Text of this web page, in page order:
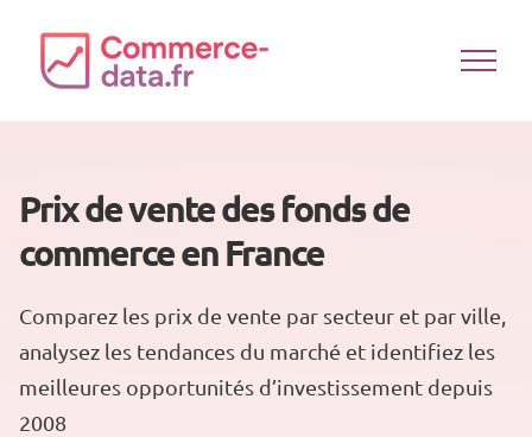
contenu
Prix de vente des fonds de
commerce en France
Comparez les prix de vente par secteur et par ville,
analysez les tendances du marché et identifiez les
meilleures opportunités d’investissement depuis
2008